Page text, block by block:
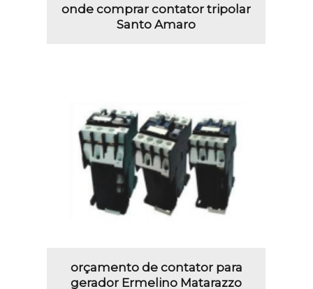
onde comprar contator tripolar
Santo Amaro
orçamento de contator para
gerador Ermelino Matarazzo